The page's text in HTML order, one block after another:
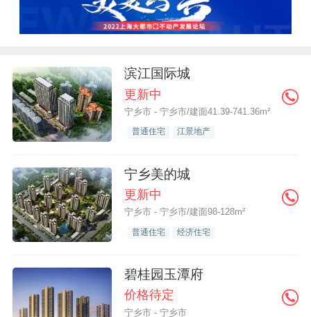
滨江国际城
更新中
宁乡市 - 宁乡市/建面41.39-741.36m²
普通住宅 江景地产
宁乡美的城
更新中
宁乡市 - 宁乡市/建面98-128m²
普通住宅 经济住宅
碧桂园玉潭府
价格待定
宁乡市 - 宁乡市